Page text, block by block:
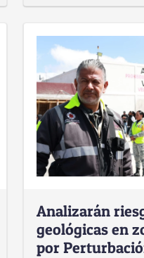
Analizarán
geológicas en
por